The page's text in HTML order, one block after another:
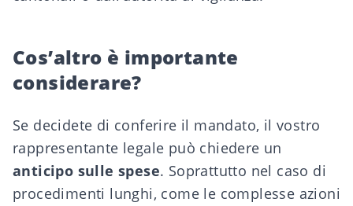
Cos’altro è importante
considerare?
Se decidete di conferire il mandato, il vostro
rappresentante legale può chiedere un
anticipo sulle spese. Soprattutto nel caso di
procedimenti lunghi, come le complesse azioni